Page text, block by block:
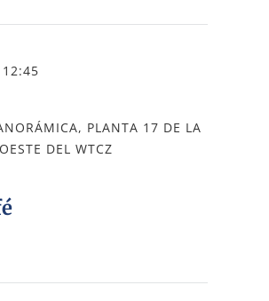
PLANTA 17 DE LA
DEL WTCZ